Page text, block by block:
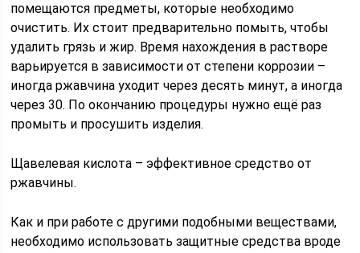
помещаются предметы, которые необходимо
очистить. Их стоит предварительно помыть, чтобы
удалить грязь и жир. Время нахождения в растворе
варьируется в зависимости от степени коррозии –
иногда ржавчина уходит через десять минут, а иногда
через 30. По окончанию процедуры нужно ещё раз
промыть и просушить изделия.
Щавелевая кислота – эффективное средство от
ржавчины.
Как и при работе с другими подобными веществами,
необходимо использовать защитные средства вроде